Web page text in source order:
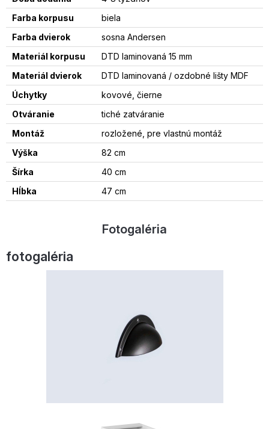
Farba korpusu
biela
Farba dvierok
sosna Andersen
Materiál korpusu
DTD laminovaná 15 mm
Materiál dvierok
DTD laminovaná / ozdobné lišty MDF
Úchytky
kovové, čierne
Otváranie
tiché zatváranie
Montáž
rozložené, pre vlastnú montáž
Výška
82 cm
Šírka
40 cm
Hĺbka
47 cm
Fotogaléria
fotogaléria